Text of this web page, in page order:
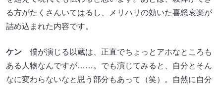
る方がたくさんいてはるし、メリハリの効いた喜怒哀楽が
詰め込まれた内容です。
ケン 僕が演じる以蔵は、正直でちょっとアホなところも
ある人物なんですが……。でも演じてみると、自分とそん
なに変わらないなと思う部分もあって（笑）。自然に自分